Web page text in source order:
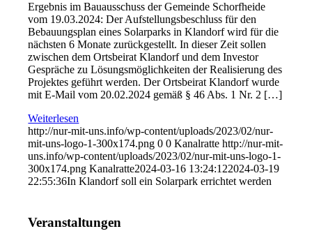
Ergebnis im Bauausschuss der Gemeinde Schorfheide
vom 19.03.2024: Der Aufstellungsbeschluss für den
Bebauungsplan eines Solarparks in Klandorf wird für die
nächsten 6 Monate zurückgestellt. In dieser Zeit sollen
zwischen dem Ortsbeirat Klandorf und dem Investor
Gespräche zu Lösungsmöglichkeiten der Realisierung des
Projektes geführt werden. Der Ortsbeirat Klandorf wurde
mit E-Mail vom 20.02.2024 gemäß § 46 Abs. 1 Nr. 2 […]
Weiterlesen
http://nur-mit-uns.info/wp-content/uploads/2023/02/nur-
mit-uns-logo-1-300x174.png 0 0 Kanalratte http://nur-mit-
uns.info/wp-content/uploads/2023/02/nur-mit-uns-logo-1-
300x174.png Kanalratte2024-03-16 13:24:122024-03-19
22:55:36In Klandorf soll ein Solarpark errichtet werden
Veranstaltungen